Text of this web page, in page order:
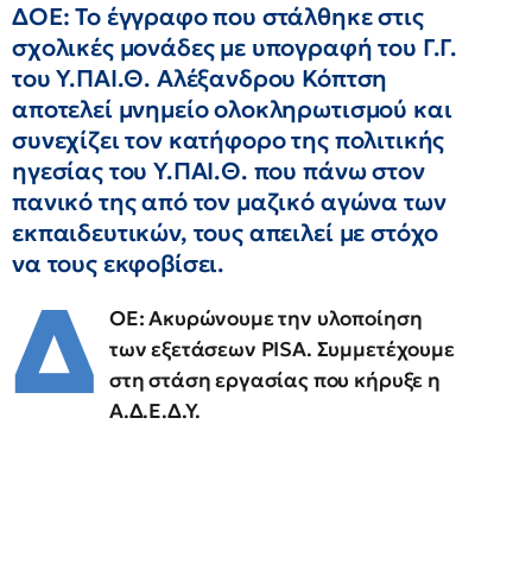
ΔΟΕ: Το έγγραφο που στάλθηκε στις
σχολικές μονάδες με υπογραφή του Γ.Γ.
του Υ.ΠΑΙ.Θ. Αλέξανδρου Κόπτση
αποτελεί μνημείο ολοκληρωτισμού και
συνεχίζει τον κατήφορο της πολιτικής
ηγεσίας του Υ.ΠΑΙ.Θ. που πάνω στον
πανικό της από τον μαζικό αγώνα των
εκπαιδευτικών, τους απειλεί με στόχο
να τους εκφοβίσει.
Δ ΟΕ: Ακυρώνουμε την υλοποίηση
των εξετάσεων PISA. Συμμετέχουμε
στη στάση εργασίας που κήρυξε η
Α.Δ.Ε.Δ.Υ.